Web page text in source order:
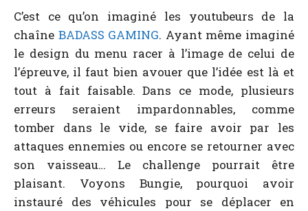
C’est ce qu’on imaginé les youtubeurs de la
chaîne BADASS GAMING. Ayant même imaginé
le design du menu racer à l’image de celui de
l’épreuve, il faut bien avouer que l’idée est là et
tout à fait faisable. Dans ce mode, plusieurs
erreurs seraient impardonnables, comme
tomber dans le vide, se faire avoir par les
attaques ennemies ou encore se retourner avec
son vaisseau… Le challenge pourrait être
plaisant. Voyons Bungie, pourquoi avoir
instauré des véhicules pour se déplacer en